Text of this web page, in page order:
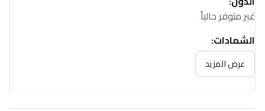
غير متوفر حالياً
الشهادات:
غير متوفر حالياً
عرض المزيد